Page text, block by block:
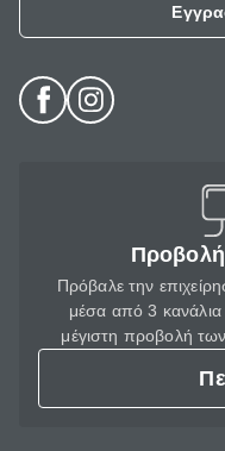
Πρόβαλε την
μέσα από 3 κανάλια
μέγιστη προβολή